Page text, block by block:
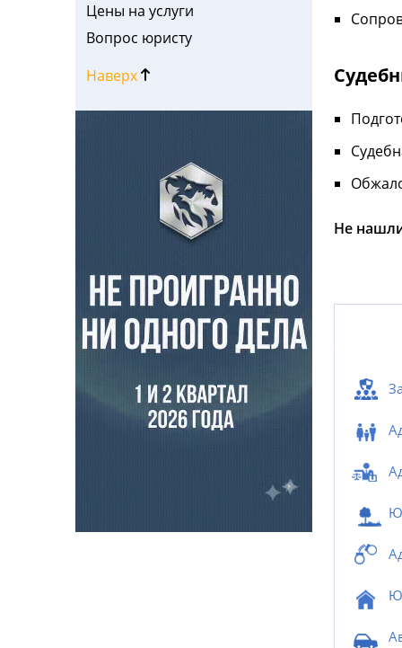
Цены на услуги
Вопрос юристу
Наверх
Не